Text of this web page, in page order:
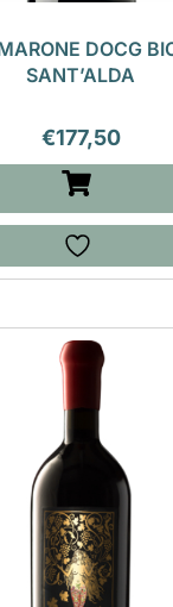
DOCG
SANT’ALDA
€177,50